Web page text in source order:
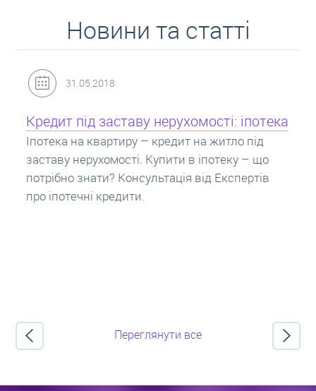
Новини та статті
31.05.2018
Кредит під заставу нерухомості: іпотека
Іпотека на квартиру – кредит на житло під
заставу нерухомості. Купити в іпотеку – що
потрібно знати? Консультація від Експертів
про іпотечні кредити.
Переглянути все